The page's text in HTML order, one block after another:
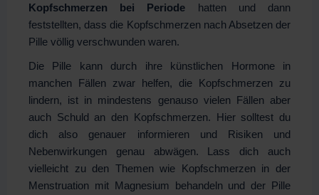
Kopfschmerzen bei Periode hatten und dann
feststellten, dass die Kopfschmerzen nach Absetzen der
Pille völlig verschwunden waren.
Die Pille kann durch ihre künstlichen Hormone in
manchen Fällen zwar helfen, die Kopfschmerzen zu
lindern, ist in mindestens genauso vielen Fällen aber
auch Schuld an den Kopfschmerzen. Hier solltest du
dich also genauer informieren und Risiken und
Nebenwirkungen genau abwägen. Lass dich auch
vielleicht zu den Themen wie Kopfschmerzen in der
Menstruation mit Magnesium behandeln und der Pille